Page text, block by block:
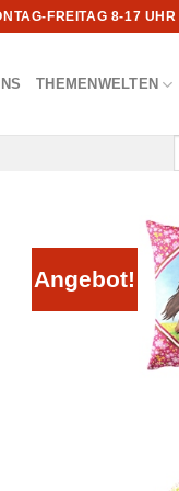
FREITAG 8-17 UHR
THEMENWELTEN
Angebot!